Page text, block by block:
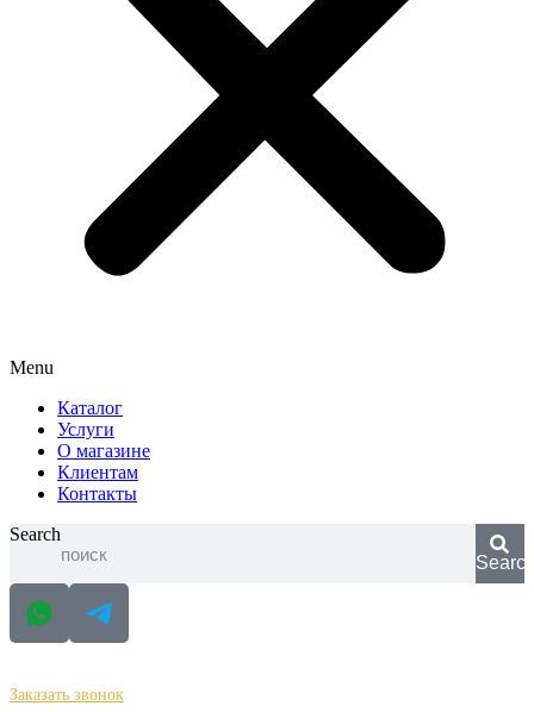
Menu
Каталог
Услуги
О магазине
Клиентам
Контакты
Search
Заказать звонок